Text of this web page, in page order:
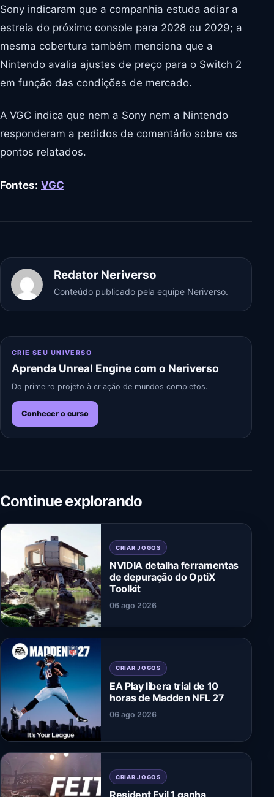
Sony indicaram que a companhia estuda adiar a
estreia do próximo console para 2028 ou 2029; a
mesma cobertura também menciona que a
Nintendo avalia ajustes de preço para o Switch 2
em função das condições de mercado.
A VGC indica que nem a Sony nem a Nintendo
responderam a pedidos de comentário sobre os
pontos relatados.
Fontes: VGC
Redator Neriverso
Conteúdo publicado pela equipe Neriverso.
CRIE SEU UNIVERSO
Aprenda Unreal Engine com o Neriverso
Do primeiro projeto à criação de mundos completos.
Conhecer o curso
Continue explorando
CRIAR JOGOS
NVIDIA detalha ferramentas
de depuração do OptiX
Toolkit
06 ago 2026
CRIAR JOGOS
EA Play libera trial de 10
horas de Madden NFL 27
06 ago 2026
CRIAR JOGOS